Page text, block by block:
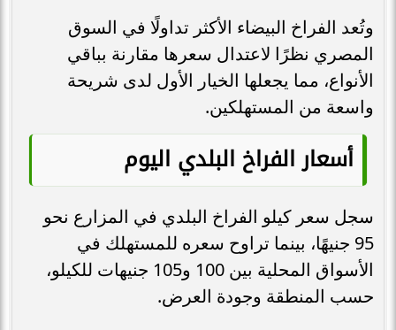
وتُعد الفراخ البيضاء الأكثر تداولًا في السوق
المصري نظرًا لاعتدال سعرها مقارنة بباقي
الأنواع، مما يجعلها الخيار الأول لدى شريحة
واسعة من المستهلكين.
أسعار الفراخ البلدي اليوم
سجل سعر كيلو الفراخ البلدي في المزارع نحو
95 جنيهًا، بينما تراوح سعره للمستهلك في
الأسواق المحلية بين 100 و105 جنيهات للكيلو،
حسب المنطقة وجودة العرض.